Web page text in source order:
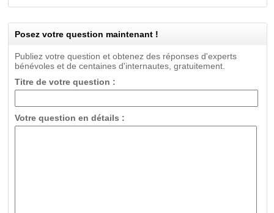
Posez votre question maintenant !
Publiez votre question et obtenez des réponses d'experts
bénévoles et de centaines d'internautes, gratuitement.
Titre de votre question :
Votre question en détails :